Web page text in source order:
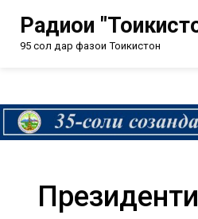
Радиои
95 сол дар фазои Тоҷикистон